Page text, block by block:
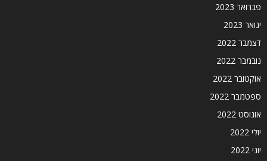
פברואר 2023
ינואר 2023
דצמבר 2022
נובמבר 2022
אוקטובר 2022
ספטמבר 2022
אוגוסט 2022
יולי 2022
יוני 2022